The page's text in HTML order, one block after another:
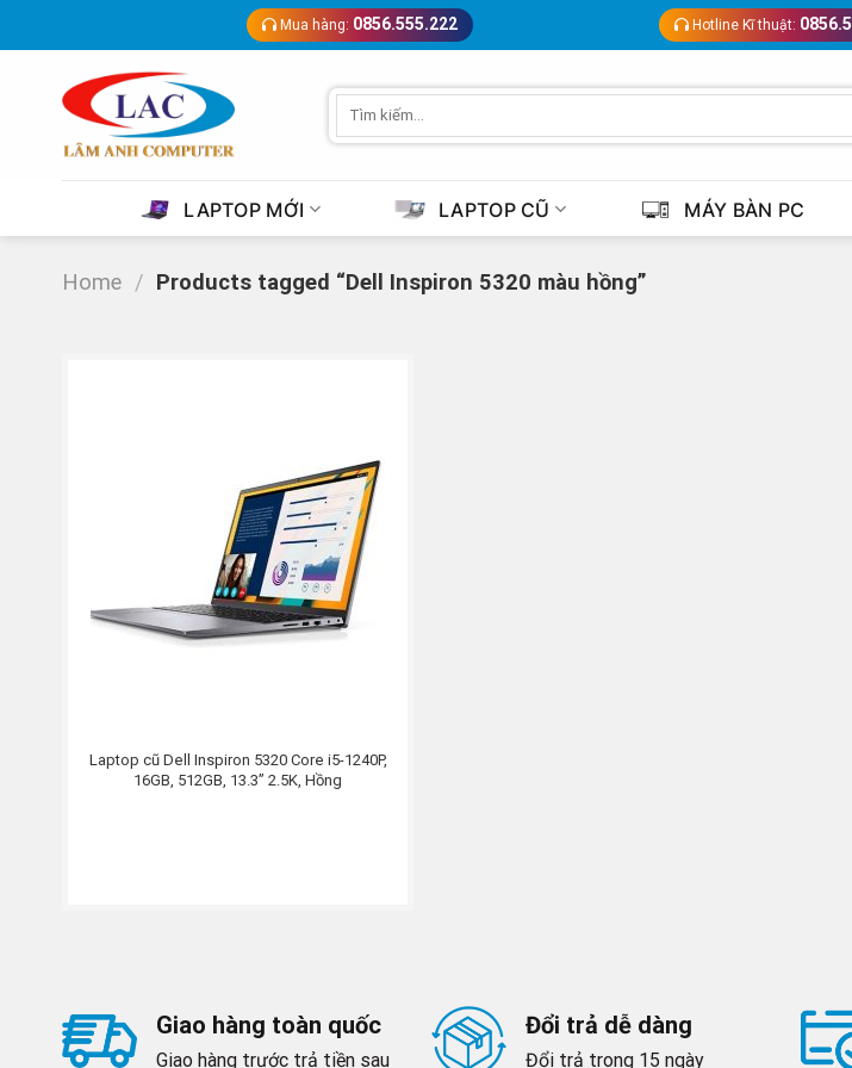
Mua hàng: 0856.555.222 Hotline Kĩ thuật:
for:
LAPTOP MỚI LAPTOP CŨ MÁY BÀN PC
Home / Products tagged “Dell Inspiron 5320 màu hồng”
Laptop cũ Dell Inspiron 5320 Core i5-1240P,
16GB, 512GB, 13.3” 2.5K, Hồng
Giao hàng toàn quốc
Giao hàng trước trả tiền sau
Đổi trả dễ dàng
Đổi trả trong 15 ngày